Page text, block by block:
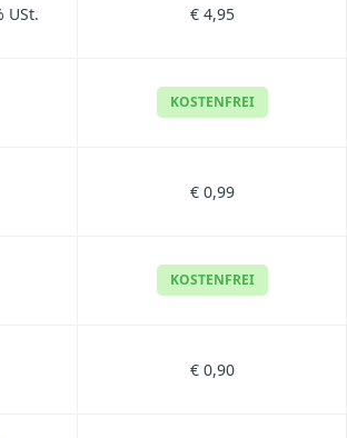
USt. € 4,95
KOSTENFREI
€ 0,99
KOSTENFREI
€ 0,90